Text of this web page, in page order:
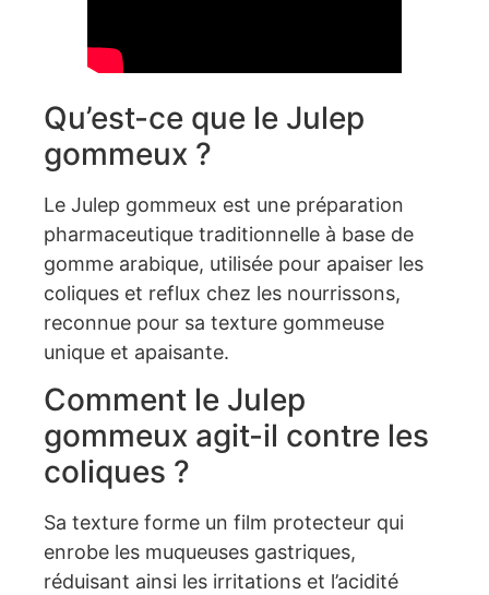
Qu’est-ce que le Julep
gommeux ?
Le Julep gommeux est une préparation
pharmaceutique traditionnelle à base de
gomme arabique, utilisée pour apaiser les
coliques et reflux chez les nourrissons,
reconnue pour sa texture gommeuse
unique et apaisante.
Comment le Julep
gommeux agit-il contre les
coliques ?
Sa texture forme un film protecteur qui
enrobe les muqueuses gastriques,
réduisant ainsi les irritations et l’acidité